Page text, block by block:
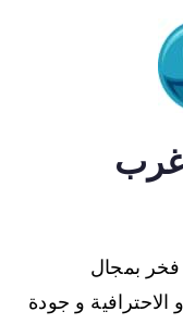
غرب
بمجال
و جودة